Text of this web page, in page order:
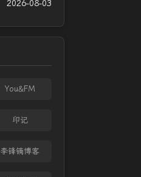
2026-08-03
You&FM
印记
李锋镝博客